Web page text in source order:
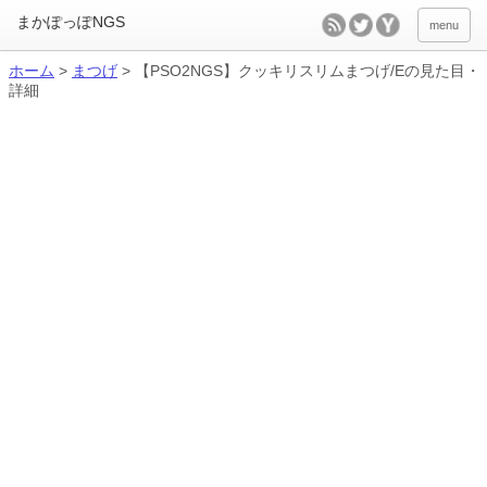
menu
ホーム > まつげ >
【PSO2NGS】クッキリスリムまつげ/Eの見た目・
詳細